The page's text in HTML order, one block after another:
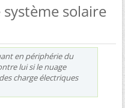
solaire
en périphérie du
lui si le nuage
charge électriques